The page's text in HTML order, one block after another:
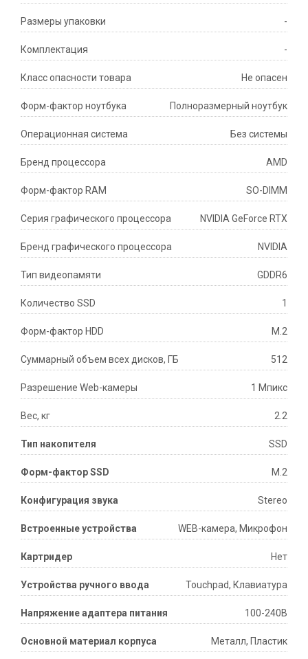
Размеры упаковки -
Комплектация -
Класс опасности товара Не опасен
Форм-фактор ноутбука Полноразмерный ноутбук
Операционная система Без системы
Бренд процессора AMD
Форм-фактор RAM SO-DIMM
Серия графического процессора NVIDIA GeForce RTX
Бренд графического процессора NVIDIA
Тип видеопамяти GDDR6
Количество SSD 1
Форм-фактор HDD M.2
Суммарный объем всех дисков, ГБ 512
Разрешение Web-камеры 1 Мпикс
Вес, кг 2.2
Тип накопителя SSD
Форм-фактор SSD M.2
Конфигурация звука Stereo
Встроенные устройства WEB-камера, Микрофон
Картридер Нет
Устройства ручного ввода Touchpad, Клавиатура
Напряжение адаптера питания 100-240В
Основной материал корпуса Металл, Пластик